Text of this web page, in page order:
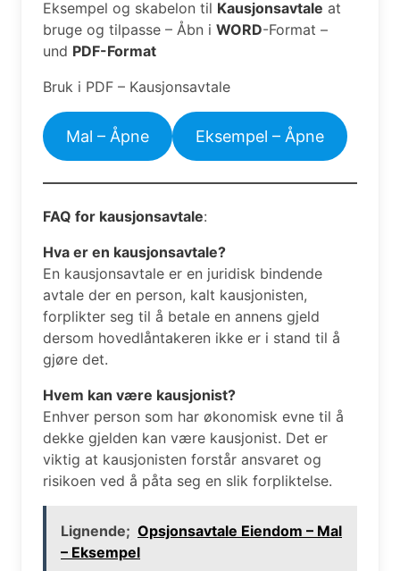
Eksempel og skabelon til Kausjonsavtale at
bruge og tilpasse – Åbn i WORD-Format –
und PDF-Format
Bruk i PDF – Kausjonsavtale
Mal – Åpne Eksempel – Åpne
FAQ for kausjonsavtale:
Hva er en kausjonsavtale?
En kausjonsavtale er en juridisk bindende
avtale der en person, kalt kausjonisten,
forplikter seg til å betale en annens gjeld
dersom hovedlåntakeren ikke er i stand til å
gjøre det.
Hvem kan være kausjonist?
Enhver person som har økonomisk evne til å
dekke gjelden kan være kausjonist. Det er
viktig at kausjonisten forstår ansvaret og
risikoen ved å påta seg en slik forpliktelse.
Lignende; Opsjonsavtale Eiendom – Mal
– Eksempel